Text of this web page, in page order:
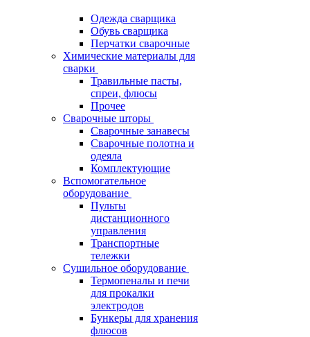
Одежда сварщика
Обувь сварщика
Перчатки сварочные
Химические материалы для
сварки
Травильные пасты,
спреи, флюсы
Прочее
Сварочные шторы
Сварочные занавесы
Сварочные полотна и
одеяла
Комплектующие
Вспомогательное
оборудование
Пульты
дистанционного
управления
Транспортные
тележки
Сушильное оборудование
Термопеналы и печи
для прокалки
электродов
Бункеры для хранения
флюсов